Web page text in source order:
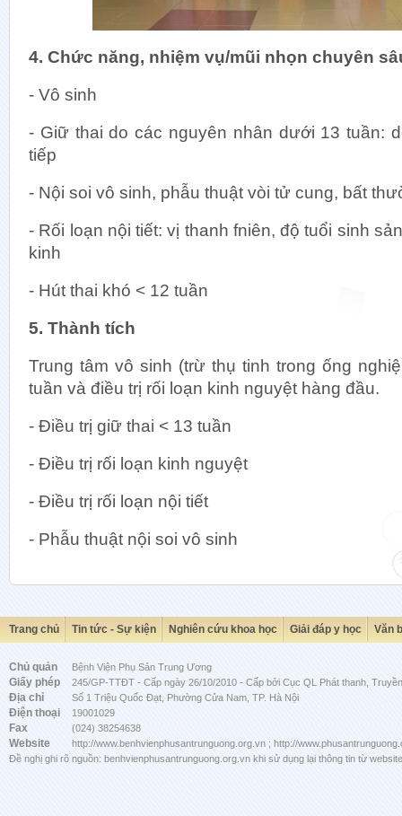
4. Chức năng, nhiệm vụ/mũi nhọn chuyên
- Vô sinh
- Giữ thai do các nguyên nhân dưới 13 tuần:
tiếp
- Nội soi vô sinh, phẫu thuật vòi tử cung, bất
- Rối loạn nội tiết: vị thanh fniên, độ tuổi sinh
kinh
- Hút thai khó < 12 tuần
5. Thành tích
Trung tâm vô sinh (trừ thụ tinh trong ống
tuần và điều trị rối loạn kinh nguyệt hàng đầu.
- Điều trị giữ thai < 13 tuần
- Điều trị rối loạn kinh nguyệt
- Điều trị rối loạn nội tiết
- Phẫu thuật nội soi vô sinh
Trang chủ Tin tức - Sự kiện Nghiên cứu khoa học Giải đáp y học Văn
Chủ quản Bệnh Viện Phụ Sản Trung Ương
Giấy phép 245/GP-TTĐT - Cấp ngày 26/10/2010 - Cấp bởi Cục QL Phát thanh,
Địa chỉ Số 1 Triệu Quốc Đạt, Phường Cửa Nam, TP. Hà Nội
Điện thoại 19001029
Fax (024) 38254638
Website
http://www.benhvienphusantrunguong.org.vn ; http://
Đề nghị ghi rõ nguồn: benhvienphusantrunguong.org.vn khi sử dụng lại thông tin từ